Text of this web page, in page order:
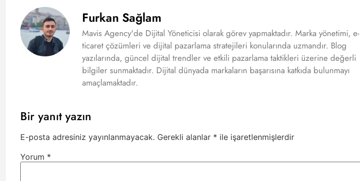
Furkan Sağlam
Mavis Agency'de Dijital Yöneticisi olarak görev yapmaktadır. Marka yönetimi, e-
ticaret çözümleri ve dijital pazarlama stratejileri konularında uzmandır. Blog
yazılarında, güncel dijital trendler ve etkili pazarlama taktikleri üzerine değerli
bilgiler sunmaktadır. Dijital dünyada markaların başarısına katkıda bulunmayı
amaçlamaktadır.
Bir yanıt yazın
E-posta adresiniz yayınlanmayacak. Gerekli alanlar * ile işaretlenmişlerdir
Yorum *